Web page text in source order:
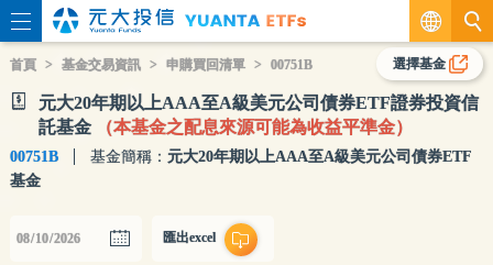
繁
EN
首頁 基金交易資訊 申購買回清單 00751B
元大20年期以上AAA至A級美元公司債券ETF證券投資信
託基金
（本基金之配息來源可能為收益平準金）
00751B 基金簡稱： 元大20年期以上AAA至A級美元公司債券ETF
基金
選擇基金
匯出excel